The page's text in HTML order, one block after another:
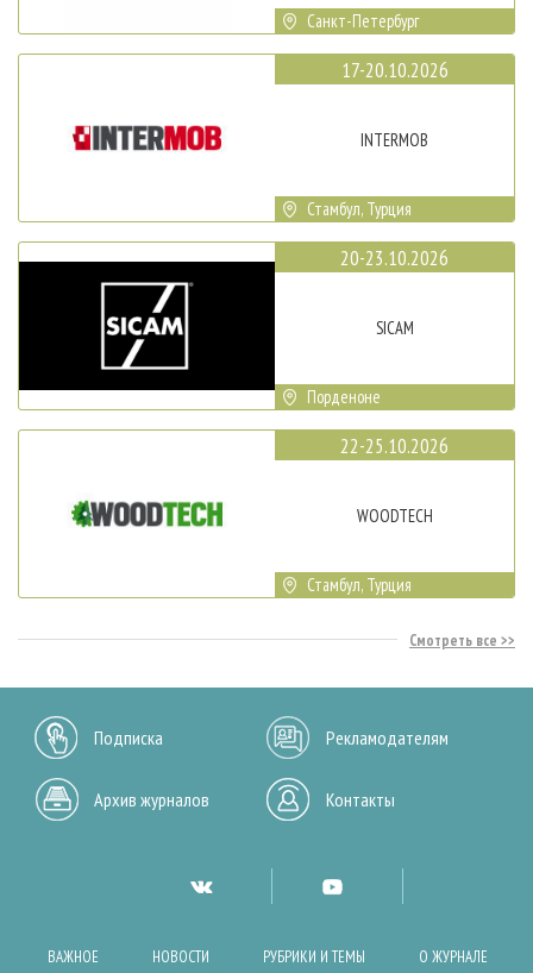
Санкт-Петербург
17-20.10.2026
INTERMOB
Стамбул, Турция
20-23.10.2026
SICAM
Порденоне
22-25.10.2026
WOODTECH
Стамбул, Турция
Смотреть все
Подписка Рекламодателям
Архив журналов Контакты
ВАЖНОЕ НОВОСТИ РУБРИКИ И ТЕМЫ О ЖУРНАЛЕ